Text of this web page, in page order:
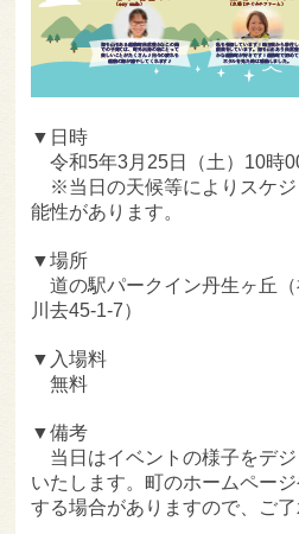
▼日時
令和5年3月25日（土）10時
※当日の天候等によりスケジ
能性があります。
▼場所
道の駅パークイン丹生ヶ丘
川去45-1-7）
▼入場料
無料
▼備考
当日はイベントの様子をデ
いたします。町のホームペー
する場合がありますので、ご了